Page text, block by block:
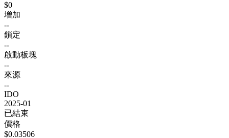
$0
增加
--
鎖定
--
啟動板塊
--
來源
--
IDO
2025-01
已結束
價格
$0.03506